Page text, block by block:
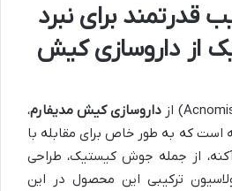
قدرتمند برای نبرد
از داروسازی کیش
داروسازی کیش مدیفارم،
است که به طور خاص برای مقابله با
از جمله جوش کیستیک، طراحی
ترکیبی این محصول در این